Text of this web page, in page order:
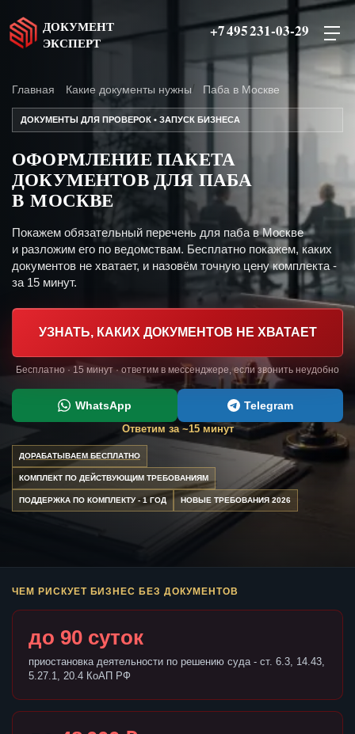
ДОКУМЕНТ
ЭКСПЕРТ
+7 495 231-03-29
Главная Какие документы нужны Паба в Москве
ДОКУМЕНТЫ ДЛЯ ПРОВЕРОК • ЗАПУСК БИЗНЕСА
ОФОРМЛЕНИЕ ПАКЕТА
ДОКУМЕНТОВ ДЛЯ ПАБА
В МОСКВЕ
Покажем обязательный перечень для паба в Москве
и разложим его по ведомствам. Бесплатно покажем, каких
документов не хватает, и назовём точную цену комплекта -
за 15 минут.
УЗНАТЬ, КАКИХ ДОКУМЕНТОВ НЕ ХВАТАЕТ
Бесплатно · 15 минут · ответим в мессенджере, если звонить неудобно
WhatsApp Telegram
Ответим за ~15 минут
ДОРАБАТЫВАЕМ БЕСПЛАТНО
КОМПЛЕКТ ПО ДЕЙСТВУЮЩИМ ТРЕБОВАНИЯМ
ПОДДЕРЖКА ПО КОМПЛЕКТУ - 1 ГОД НОВЫЕ ТРЕБОВАНИЯ 2026
ЧЕМ РИСКУЕТ БИЗНЕС БЕЗ ДОКУМЕНТОВ
до 90 суток
приостановка деятельности по решению суда - ст. 6.3, 14.43,
5.27.1, 20.4 КоАП РФ